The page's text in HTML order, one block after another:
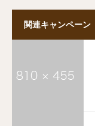
関連キャンペーン